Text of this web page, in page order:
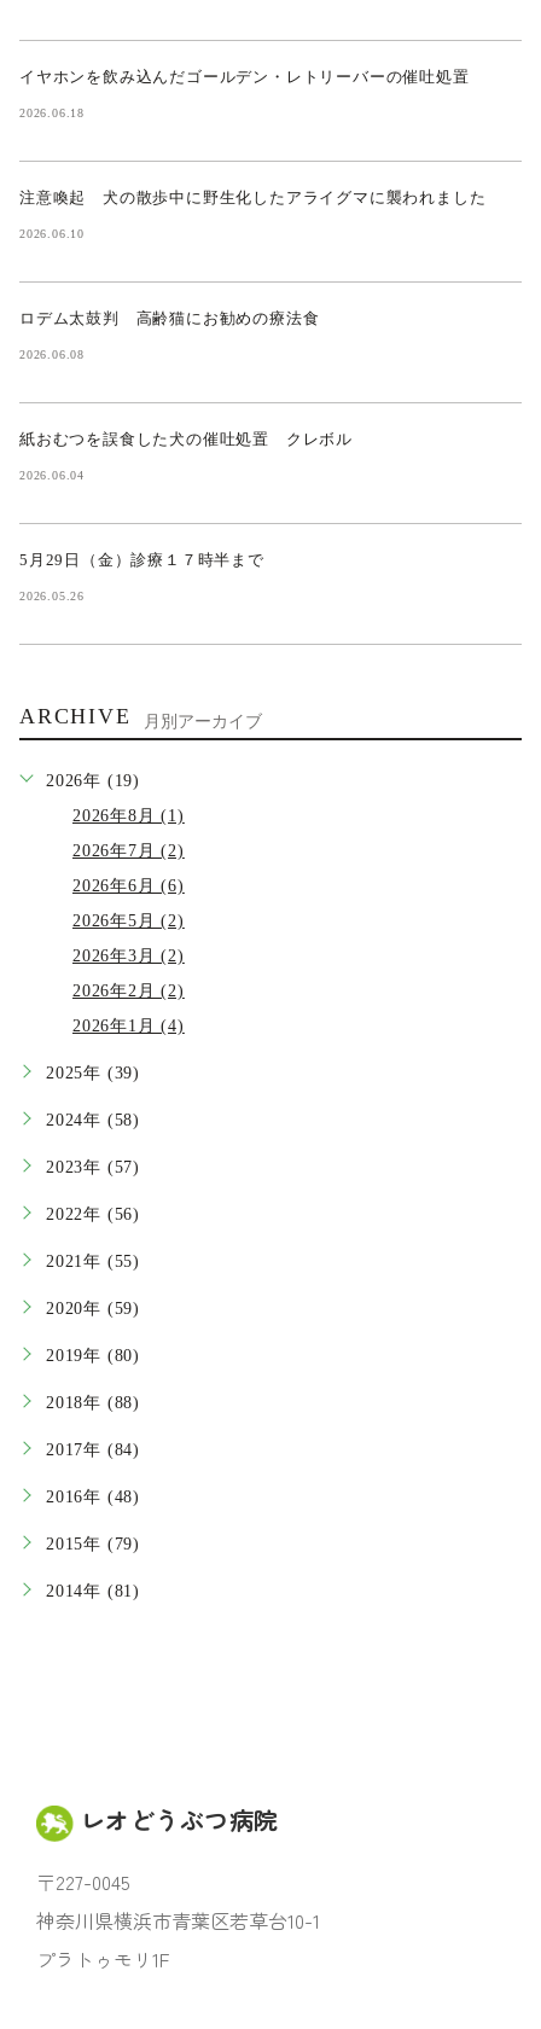
イヤホンを飲み込んだゴールデン・レトリーバーの催吐処置
2026.06.18
注意喚起 犬の散歩中に野生化したアライグマに襲われました
2026.06.10
ロデム太鼓判 高齢猫にお勧めの療法食
2026.06.08
紙おむつを誤食した犬の催吐処置 クレボル
2026.06.04
5月29日（金）診療１７時半まで
2026.05.26
ARCHIVE 月別アーカイブ
2026年 (19)
2026年8月 (1)
2026年7月 (2)
2026年6月 (6)
2026年5月 (2)
2026年3月 (2)
2026年2月 (2)
2026年1月 (4)
2025年 (39)
2024年 (58)
2023年 (57)
2022年 (56)
2021年 (55)
2020年 (59)
2019年 (80)
2018年 (88)
2017年 (84)
2016年 (48)
2015年 (79)
2014年 (81)
レオどうぶつ病院
〒227-0045
神奈川県横浜市青葉区若草台10-1
プラトゥモリ1F